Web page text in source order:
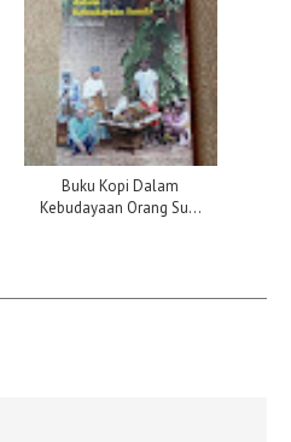
Buku Kopi Dalam
Kebudayaan Orang Su...